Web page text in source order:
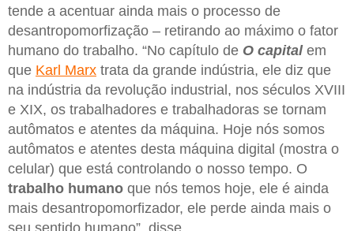
tende a acentuar ainda mais o processo de
desantropomorfização – retirando ao máximo o fator
humano do trabalho. “No capítulo de O capitalem
que Karl Marx trata da grande indústria, ele diz que
na indústria da revolução industrial, nos séculos XVIII
e XIX, os trabalhadores e trabalhadoras se tornam
autômatos e atentes da máquina. Hoje nós somos
autômatos e atentes desta máquina digital (mostra o
celular) que está controlando o nosso tempo. O
trabalho humano que nós temos hoje, ele é ainda
mais desantropomorfizador, ele perde ainda mais o
seu sentido humano”, disse.